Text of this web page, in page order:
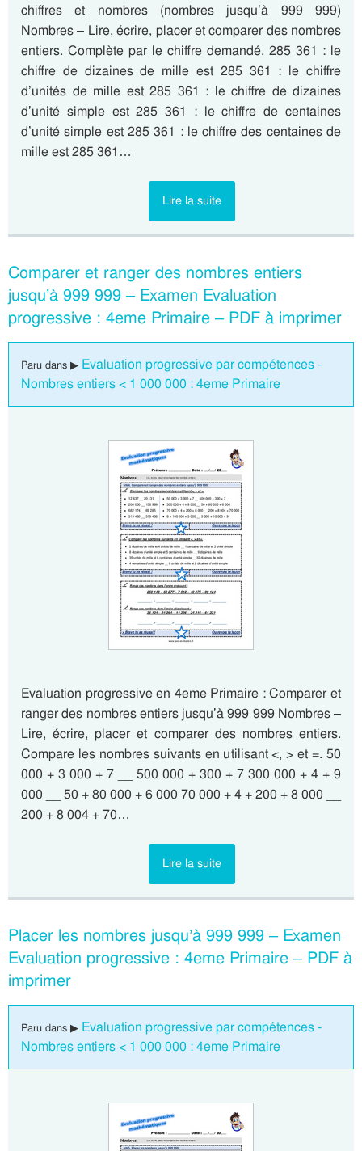
chiffres et nombres (nombres jusqu’à 999 999)
Nombres – Lire, écrire, placer et comparer des nombres
entiers. Complète par le chiffre demandé. 285 361 : le
chiffre de dizaines de mille est 285 361 : le chiffre
d’unités de mille est 285 361 : le chiffre de dizaines
d’unité simple est 285 361 : le chiffre de centaines
d’unité simple est 285 361 : le chiffre des centaines de
mille est 285 361…
Lire la suite
Comparer et ranger des nombres entiers
jusqu’à 999 999 – Examen Evaluation
progressive : 4eme Primaire – PDF à imprimer
Paru dans ▶ Evaluation progressive par compétences -
Nombres entiers < 1 000 000 : 4eme Primaire
Evaluation progressive en 4eme Primaire : Comparer et
ranger des nombres entiers jusqu’à 999 999 Nombres –
Lire, écrire, placer et comparer des nombres entiers.
Compare les nombres suivants en utilisant <, > et =. 50
000 + 3 000 + 7 __ 500 000 + 300 + 7 300 000 + 4 + 9
000 __ 50 + 80 000 + 6 000 70 000 + 4 + 200 + 8 000 __
200 + 8 004 + 70…
Lire la suite
Placer les nombres jusqu’à 999 999 – Examen
Evaluation progressive : 4eme Primaire – PDF à
imprimer
Paru dans ▶ Evaluation progressive par compétences -
Nombres entiers < 1 000 000 : 4eme Primaire